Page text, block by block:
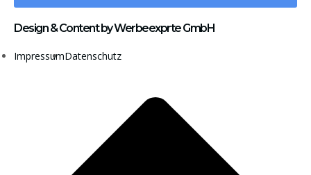
Design & Content by Werbeexprte GmbH
ImpressumDatenschutz